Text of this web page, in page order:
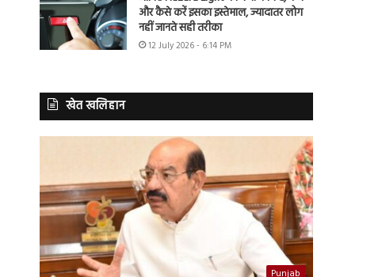
और कैसे करें इसका इस्तेमाल, ज्यादातर लोग
नहीं जानते सही तरीका
12 July 2026 - 6:14 PM
खेत खलिहान
Punjab